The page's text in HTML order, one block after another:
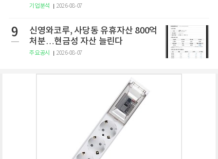
기업분석 2026-08-07
9
신영와코루, 사당동 유휴자산 800억
처분…현금성 자산 늘린다
주요공시 2026-08-07